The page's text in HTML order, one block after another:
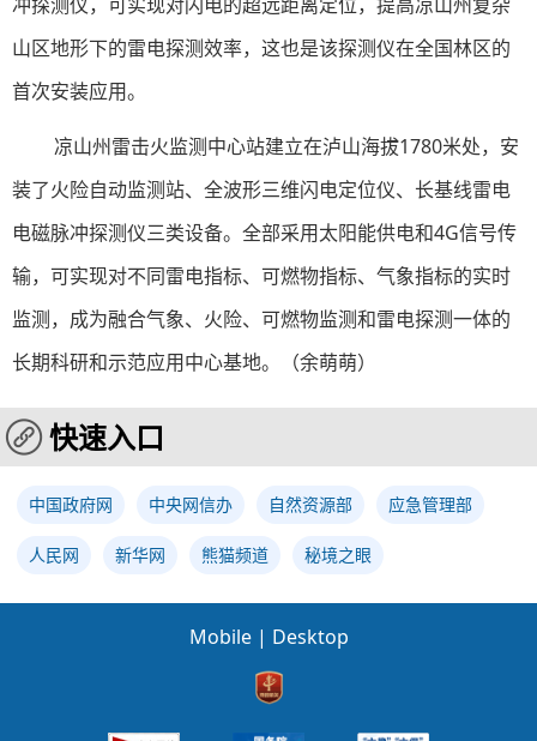
冲探测仪，可实现对闪电的超远距离定位，提高凉山州复杂
山区地形下的雷电探测效率，这也是该探测仪在全国林区的
首次安装应用。
凉山州雷击火监测中心站建立在泸山海拔1780米处，安
装了火险自动监测站、全波形三维闪电定位仪、长基线雷电
电磁脉冲探测仪三类设备。全部采用太阳能供电和4G信号传
输，可实现对不同雷电指标、可燃物指标、气象指标的实时
监测，成为融合气象、火险、可燃物监测和雷电探测一体的
长期科研和示范应用中心基地。（余萌萌）
快速入口
中国政府网 中央网信办 自然资源部 应急管理部
人民网 新华网 熊猫频道 秘境之眼
Mobile | Desktop